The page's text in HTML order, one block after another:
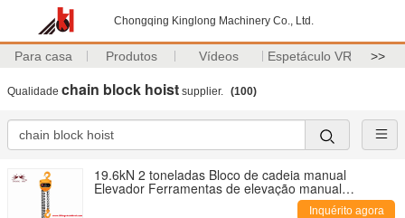
Chongqing Kinglong Machinery Co., Ltd.
Para casa Produtos Vídeos Espetáculo VR >>
Qualidade chain block hoist supplier. (100)
19.6kN 2 toneladas Bloco de cadeia manual
Elevador Ferramentas de elevação manual
Equipamento de elevação Tecnologia japonesa
Inquérito agora